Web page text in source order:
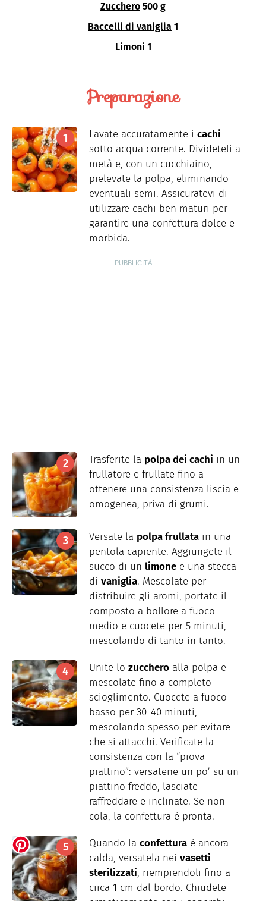
Zucchero 500 g
Baccelli di vaniglia 1
Limoni 1
Preparazione
Lavate accuratamente i cachi
sotto acqua corrente. Divideteli a
metà e, con un cucchiaino,
prelevate la polpa, eliminando
eventuali semi. Assicuratevi di
utilizzare cachi ben maturi per
garantire una confettura dolce e
morbida.
Trasferite la polpa dei cachi in un
frullatore e frullate fino a
ottenere una consistenza liscia e
omogenea, priva di grumi.
Versate la polpa frullata in una
pentola capiente. Aggiungete il
succo di un limone e una stecca
di vaniglia. Mescolate per
distribuire gli aromi, portate il
composto a bollore a fuoco
medio e cuocete per 5 minuti,
mescolando di tanto in tanto.
Unite lo zucchero alla polpa e
mescolate fino a completo
scioglimento. Cuocete a fuoco
basso per 30-40 minuti,
mescolando spesso per evitare
che si attacchi. Verificate la
consistenza con la “prova
piattino”: versatene un po’ su un
piattino freddo, lasciate
raffreddare e inclinate. Se non
cola, la confettura è pronta.
Quando la confettura è ancora
calda, versatela nei vasetti
sterilizzati, riempiendoli fino a
circa 1 cm dal bordo. Chiudete